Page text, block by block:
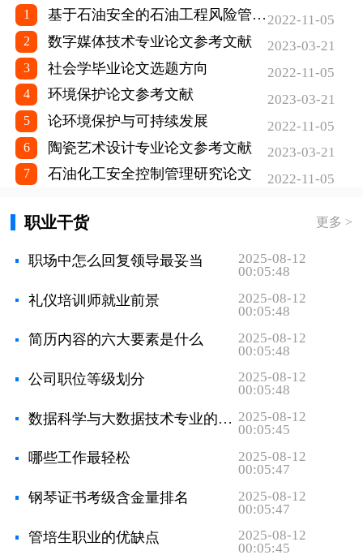
同，独占行，末尾不加标点符号。
三级标题：标题序号为“1.”与正文字号、字体
相同。
四级标题：标题序号为“（1）”与正文字号、字
体相同。
五级标题：标题序号为“①”与正文字号、字体
（9）注释：4号黑体，内容为5号宋体。
（10）附录：4号黑体，内容为5号宋体。
（11）参考文献：另起页，4号黑体，内容为5
1 基于石油安全的石油工程风险管理分析论文 2022-11-05
2 数字媒体技术专业论文参考文献 2023-03-21
3 社会学毕业论文选题方向 2022-11-05
4 环境保护论文参考文献 2023-03-21
5 论环境保护与可持续发展 2022-11-05
6 陶瓷艺术设计专业论文参考文献 2023-03-21
7 石油化工安全控制管理研究论文 2022-11-05
职业干货 更多 >
职场中怎么回复领导最妥当
2025-08-12
00:05:48
礼仪培训师就业前景
2025-08-12
00:05:48
简历内容的六大要素是什么
2025-08-12
00:05:48
公司职位等级划分
2025-08-12
00:05:48
数据科学与大数据技术专业的就业方向有哪些 2025-08-12
00:05:45
哪些工作最轻松
2025-08-12
00:05:47
钢琴证书考级含金量排名
2025-08-12
00:05:47
管培生职业的优缺点
2025-08-12
00:05:45